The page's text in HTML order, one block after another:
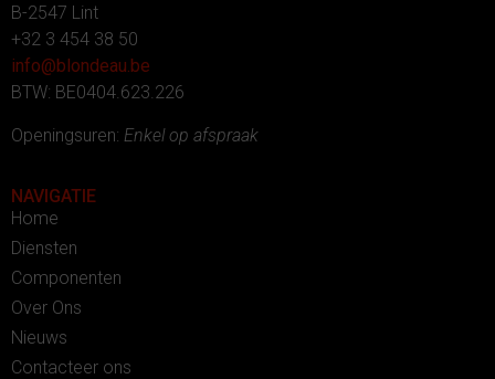
B-2547 Lint
+32 3 454 38 50
info@blondeau.be
BTW: BE0404.623.226
Openingsuren: Enkel op afspraak
NAVIGATIE
Home
Diensten
Componenten
Over Ons
Nieuws
Contacteer ons